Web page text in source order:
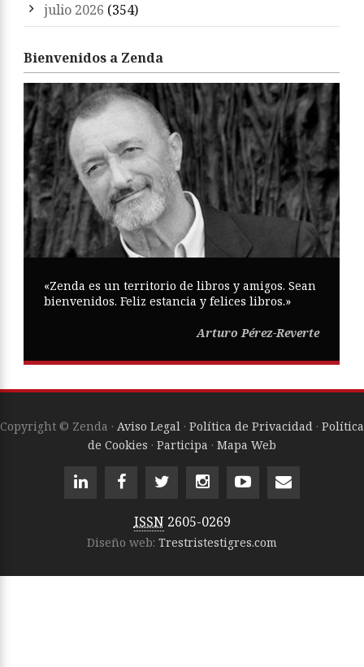
julio 2026 (354)
Bienvenidos a Zenda
«Zenda es un territorio de libros y amigos. Sean
bienvenidos. Feliz estancia y felices libros.»
Arturo Pérez-Reverte
Copyright © Zenda · Aviso Legal · Política de Privacidad · Política
de Cookies · Participa · Mapa Web
ISSN 2605-0269
Diseño web: Trestristestigres.com